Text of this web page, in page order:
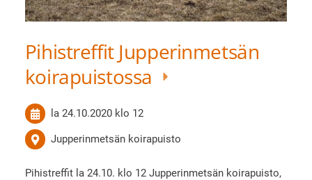
Pihistreffit Jupperinmetsän
koirapuistossa
la 24.10.2020 klo 12
Jupperinmetsän koirapuisto
Pihistreffit la 24.10. klo 12 Jupperinmetsän koirapuisto,